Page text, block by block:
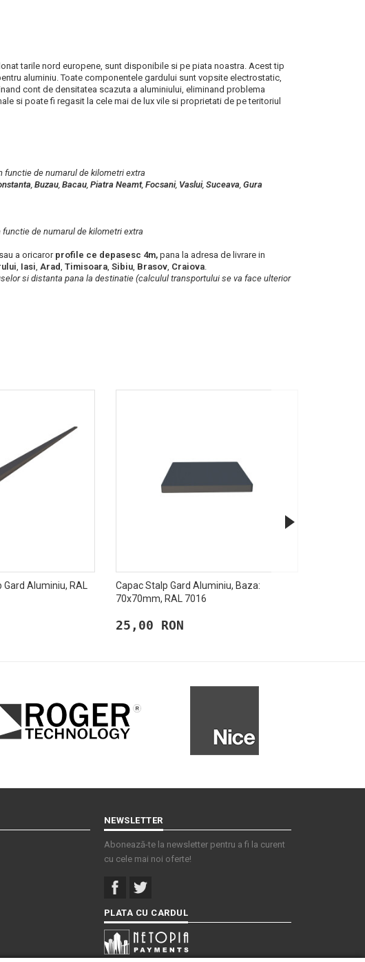
tarile nord europene, sunt disponibile si pe piata noastra. Acest tip
aluminiu. Toate componentele gardului sunt vopsite electrostatic,
cont de densitatea scazuta a aluminiului, eliminand problema
si poate fi regasit la cele mai de lux vile si proprietati de pe teritoriul
de numarul de kilometri extra
, Buzau, Bacau, Piatra Neamt, Focsani, Vaslui, Suceava, Gura
de numarul de kilometri extra
sau a oricarorprofile ce depasesc 4m, pana la adresa de livrare in
, Iasi, Arad, Timisoara, Sibiu, Brasov, Craiova.
si distanta pana la destinatie (calculul transportului se va face ulterior
Aluminiu, RAL
Capac Stalp Gard Aluminiu, Baza:
70x70mm, RAL 7016
25,00 RON
NEWSLETTER
Abonează-te la newsletter pentru a fi la curent
cu cele mai noi oferte!
PLATA CU CARDUL